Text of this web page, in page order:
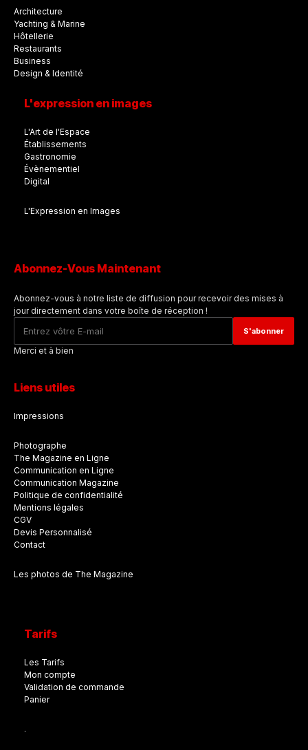
Architecture
Yachting & Marine
Hôtellerie
Restaurants
Business
Design & Identité
L'expression en images
L'Art de l'Espace
Établissements
Gastronomie
Évènementiel
Digital
L'Expression en Images
Abonnez-Vous Maintenant
Abonnez-vous à notre liste de diffusion pour recevoir des mises à
jour directement dans votre boîte de réception !
Merci et à bien
Liens utiles
Impressions
Photographe
The Magazine en Ligne
Communication en Ligne
Communication Magazine
Politique de confidentialité
Mentions légales
CGV
Devis Personnalisé
Contact
Les photos de The Magazine
Tarifs
Les Tarifs
Mon compte
Validation de commande
Panier
.